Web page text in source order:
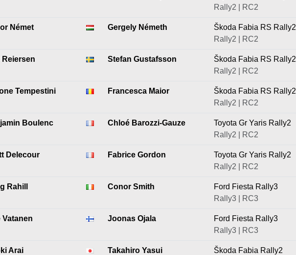
Rally2 | RC2
Német Gergely Németh
Škoda Fabia RS Rally2
Rally2 | RC2
Reiersen Stefan Gustafsson
Škoda Fabia RS Rally2
Rally2 | RC2
Tempestini Francesca Maior
Škoda Fabia RS Rally2
Rally2 | RC2
Boulenc Chloé Barozzi-Gauze
Toyota Gr Yaris Rally2
Rally2 | RC2
Delecour Fabrice Gordon
Toyota Gr Yaris Rally2
Rally2 | RC2
Rahill Conor Smith
Ford Fiesta Rally3
Rally3 | RC3
Vatanen Joonas Ojala
Ford Fiesta Rally3
Rally3 | RC3
Arai Takahiro Yasui
Škoda Fabia Rally2